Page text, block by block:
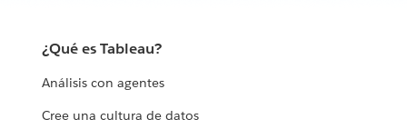
¿Qué es Tableau?
Análisis con agentes
Cree una cultura de datos